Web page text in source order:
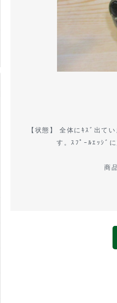
【状態】 全体にｷｽﾞ出て
す。ｽﾌﾟｰﾙｴｯｼﾞ
商